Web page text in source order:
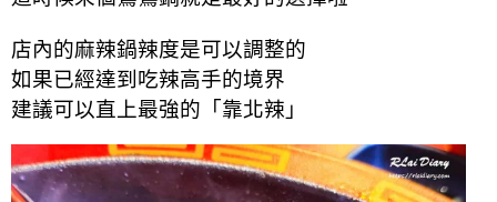
店內的麻辣鍋辣度是可以調整的
如果已經達到吃辣高手的境界
建議可以直上最強的「靠北辣」